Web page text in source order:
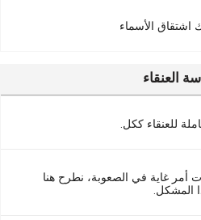
الأسماء
العنقاء
للعنقاء ككل.
أمر غاية في الصعوبة، نطرح هنا
المشكل.